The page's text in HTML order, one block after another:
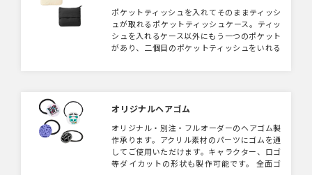
ポケットティッシュを入れてそのままティッシ
ュが取れるポケットティッシュケース。ティッ
シュを入れるケース以外にもう一つのポケット
があり、二個目のポケットティッシュをいれる
オリジナルヘアゴム
オリジナル・別注・フルオーダーのヘアゴム製
作承ります。アクリル素材のパーツにゴムを通
してご使用いただけます。キャラクター、ロゴ
等ダイカットの形状も製作可能です。 全面ゴ